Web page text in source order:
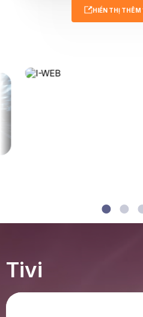
HIỂN THỊ THÊM
Tivi
2026